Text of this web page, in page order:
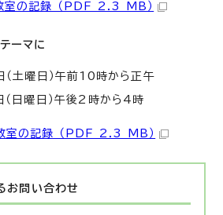
室の記録 （PDF 2.3 MB）
ーマに
土曜日）午前10時から正午
日曜日）午後2時から4時
室の記録 （PDF 2.3 MB）
お問い合わせ